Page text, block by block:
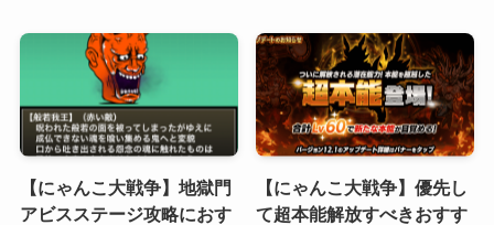
【にゃんこ大戦争】地獄門
アビスステージ攻略におす
【にゃんこ大戦争】優先し
て超本能解放すべきおすす